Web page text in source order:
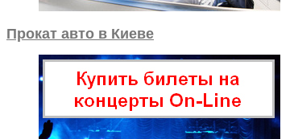
Прокат авто в Киеве